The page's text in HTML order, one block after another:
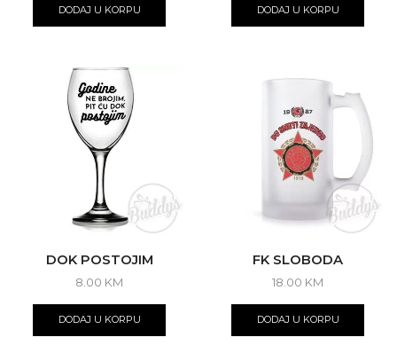
DODAJ U KORPU DODAJ U KORPU
DOK POSTOJIM
8.00 KM
DODAJ U KORPU
FK SLOBODA
18.00 KM
DODAJ U KORPU